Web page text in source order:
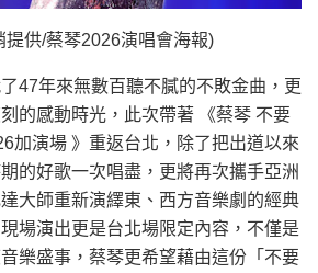
提供/蔡琴2026演唱會海報)
47年來無數百聽不膩的不敗金曲，更
的感動時光，此次帶著 《蔡琴 不要
加演場 》重返台北，除了把出道以來
的好歌一次唱盡，更將再次攜手亞洲
大師重新演繹東、西方音樂劇的經典
場演出更是台北場限定內容，不僅是
樂盛事，蔡琴更希望藉由這份「不要